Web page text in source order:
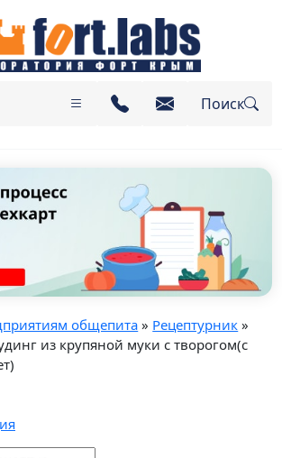
Поиск
общепита» Рецептурник »
из крупяной муки с творогом(с